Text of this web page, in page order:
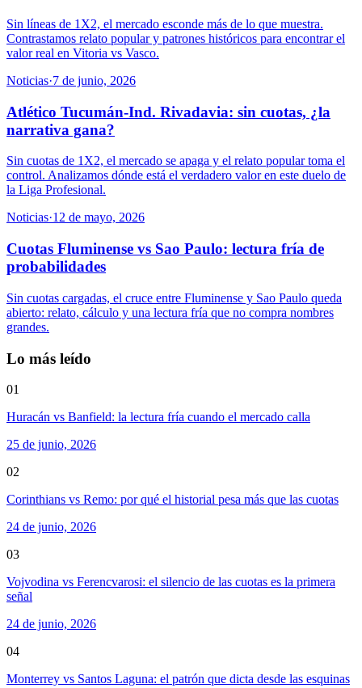
Sin líneas de 1X2, el mercado esconde más de lo que muestra.
Contrastamos relato popular y patrones históricos para encontrar el
valor real en Vitoria vs Vasco.
Noticias·7 de junio, 2026
Atlético Tucumán-Ind. Rivadavia: sin cuotas, ¿la
narrativa gana?
Sin cuotas de 1X2, el mercado se apaga y el relato popular toma el
control. Analizamos dónde está el verdadero valor en este duelo de
la Liga Profesional.
Noticias·12 de mayo, 2026
Cuotas Fluminense vs Sao Paulo: lectura fría de
probabilidades
Sin cuotas cargadas, el cruce entre Fluminense y Sao Paulo queda
abierto: relato, cálculo y una lectura fría que no compra nombres
grandes.
Lo más leído
01
Huracán vs Banfield: la lectura fría cuando el mercado calla
25 de junio, 2026
02
Corinthians vs Remo: por qué el historial pesa más que las cuotas
24 de junio, 2026
03
Vojvodina vs Ferencvarosi: el silencio de las cuotas es la primera
señal
24 de junio, 2026
04
Monterrey vs Santos Laguna: el patrón que dicta desde las esquinas